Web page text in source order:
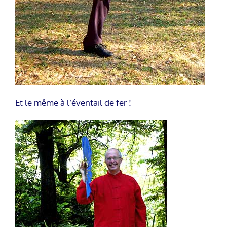
Et le même à l’éventail de fer !